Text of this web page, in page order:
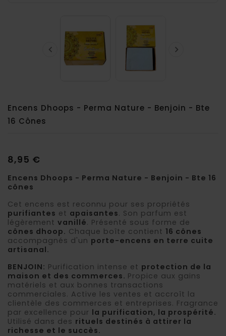
 
Encens Dhoops - Perma Nature - Benjoin - Bte
16 Cônes
8,95 €
Encens Dhoops - Perma Nature - Benjoin - Bte 16
cônes
Cet encens est reconnu pour ses propriétés
purifiantes et apaisantes. Son parfum est
légèrement vanillé. Présenté sous forme de
cônes dhoop. Chaque boîte contient 16 cônes
accompagnés d'un porte-encens en terre cuite
artisanal.
BENJOIN: Purification intense et protection de la
maison et des commerces. Propice aux gains
matériels et aux bonnes transactions
commerciales. Active les ventes et accroît la
clientèle des commerces et entreprises. Fragrance
par excellence pour la purification, la prospérité.
Utilisé dans des rituels destinés à attirer la
richesse et le succès.